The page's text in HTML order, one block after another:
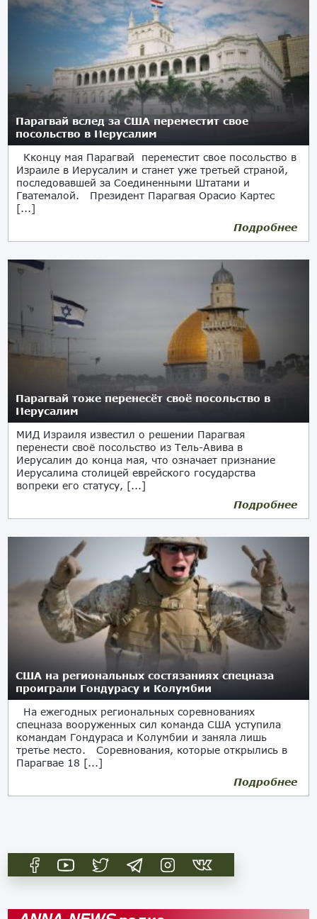
Парагвай вслед за США переместит свое
посольство в Иерусалим
Кконцу мая Парагвай переместит свое посольство в
Израиле в Иерусалим и станет уже третьей страной,
последовавшей за Соединенными Штатами и
Гватемалой. Президент Парагвая Орасио Картес
[...]
Подробнее
Парагвай тоже перенесёт своё посольство в
Иерусалим
МИД Израиля известил о решении Парагвая
перенести своё посольство из Тель-Авива в
Иерусалим до конца мая, что означает признание
Иерусалима столицей еврейского государства
вопреки его статусу, [...]
Подробнее
США на региональных состязаниях спецназа
проиграли Гондурасу и Колумбии
На ежегодных региональных соревнованиях
спецназа вооруженных сил команда США уступила
командам Гондураса и Колумбии и заняла лишь
третье место. Соревнования, которые открылись в
Парагвае 18 [...]
Подробнее